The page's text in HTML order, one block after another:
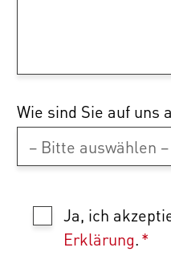
Wie sind Sie auf uns
Ja, ich
Erklärung.*